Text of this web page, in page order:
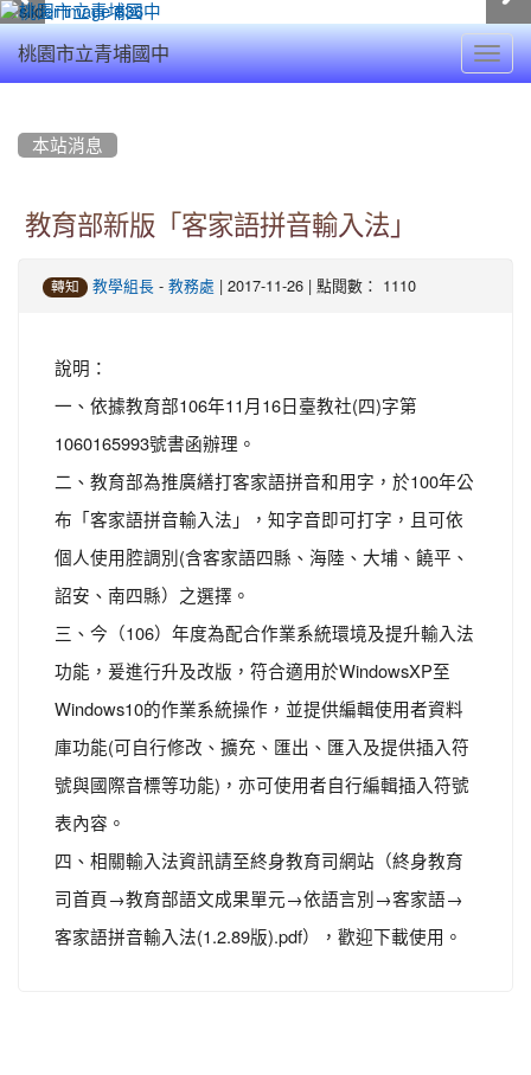
桃園市立青埔國中
本站消息
教育部新版「客家語拼音輸入法」
轉知 教學組長 - 教務處 | 2017-11-26 | 點閱數： 1110
說明：
一、依據教育部106年11月16日臺教社(四)字第
1060165993號書函辦理。
二、教育部為推廣繕打客家語拼音和用字，於100年公
布「客家語拼音輸入法」，知字音即可打字，且可依
個人使用腔調別(含客家語四縣、海陸、大埔、饒平、
詔安、南四縣）之選擇。
三、今（106）年度為配合作業系統環境及提升輸入法
功能，爰進行升及改版，符合適用於WindowsXP至
Windows10的作業系統操作，並提供編輯使用者資料
庫功能(可自行修改、擴充、匯出、匯入及提供插入符
號與國際音標等功能)，亦可使用者自行編輯插入符號
表內容。
四、相關輸入法資訊請至終身教育司網站（終身教育
司首頁→教育部語文成果單元→依語言別→客家語→
客家語拼音輸入法(1.2.89版).pdf），歡迎下載使用。